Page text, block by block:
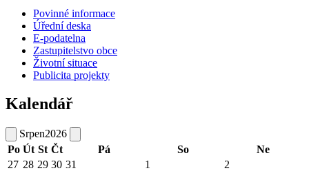
Povinné informace
Úřední deska
E-podatelna
Zastupitelstvo obce
Životní situace
Publicita projekty
Kalendář
Srpen2026
Po Út St Čt Pá So
Ne
27 28 29 30 31 1
2